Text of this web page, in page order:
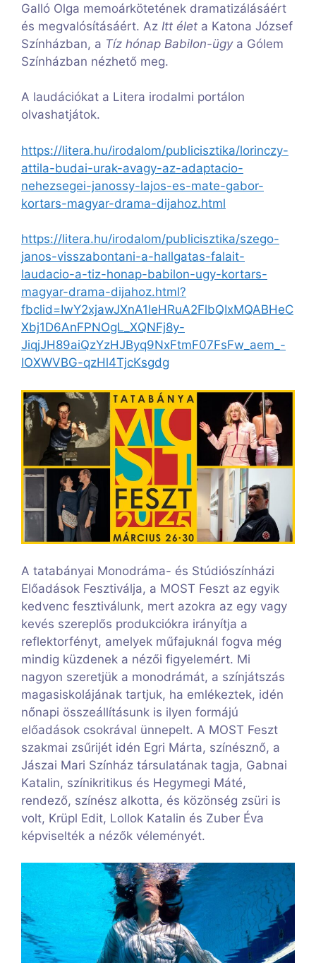
Galló Olga memoárkötetének dramatizálásáért
és megvalósításáért. Az Itt élet a Katona József
Színházban, a Tíz hónap Babilon-ügya Gólem
Színházban nézhető meg.
A laudációkat a Litera irodalmi portálon
olvashatjátok.
https://litera.hu/irodalom/publicisztika/lorinczy-
attila-budai-urak-avagy-az-adaptacio-
nehezsegei-janossy-lajos-es-mate-gabor-
kortars-magyar-drama-dijahoz.html
https://litera.hu/irodalom/publicisztika/szego-
janos-visszabontani-a-hallgatas-falait-
laudacio-a-tiz-honap-babilon-ugy-kortars-
magyar-drama-dijahoz.html?
fbclid=IwY2xjawJXnA1leHRuA2FlbQIxMQABHeC
Xbj1D6AnFPNOgL_XQNFj8y-
JiqjJH89aiQzYzHJByq9NxFtmF07FsFw_aem_-
IOXWVBG-qzHl4TjcKsgdg
A tatabányai Monodráma- és Stúdiószínházi
Előadások Fesztiválja, a MOST Feszt az egyik
kedvenc fesztiválunk, mert azokra az egy vagy
kevés szereplős produkciókra irányítja a
reflektorfényt, amelyek műfajuknál fogva még
mindig küzdenek a nézői figyelemért. Mi
nagyon szeretjük a monodrámát, a színjátszás
magasiskolájának tartjuk, ha emlékeztek, idén
nőnapi összeállításunk is ilyen formájú
előadások csokrával ünnepelt. A MOST Feszt
szakmai zsűrijét idén Egri Márta, színésznő, a
Jászai Mari Színház társulatának tagja, Gabnai
Katalin, színikritikus és Hegymegi Máté,
rendező, színész alkotta, és közönség zsüri is
volt, Krüpl Edit, Lollok Katalin és Zuber Éva
képviselték a nézők véleményét.